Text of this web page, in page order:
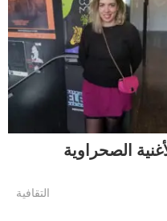
الصحراوية
التقافية